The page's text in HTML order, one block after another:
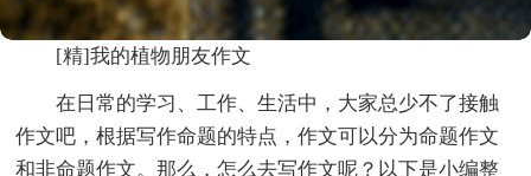
[精]我的植物朋友作文
在日常的学习、工作、生活中，大家总少不了接触
作文吧，根据写作命题的特点，作文可以分为命题作文
和非命题作文。那么，怎么去写作文呢？以下是小编整